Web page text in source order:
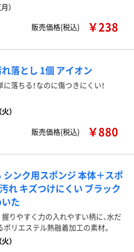
）
販売価格(税込)
￥238
落とし 1個 アイオン
落ちる！なのに傷つきにくい！
）
販売価格(税込)
￥880
シンク用スポンジ 本体＋スポ
れ キズつけにくい ブラック
た
りやすく力の入れやすい柄に、水だ
リエステル熱融着加工の素材。
）